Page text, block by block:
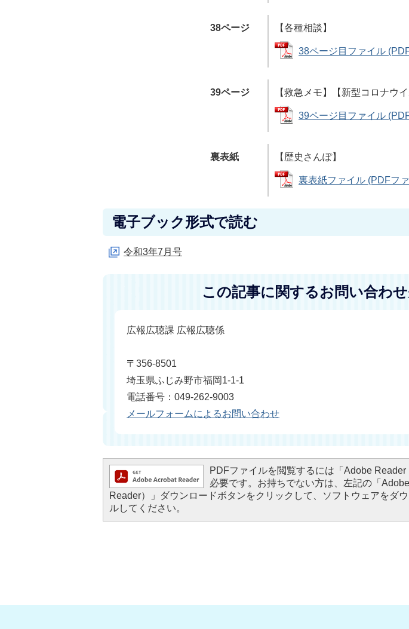
38ページ 【各種相談】
38ページ目ファイル
39ページ 【救急メモ】【新型コロナウ
39ページ目ファイル
裏表紙 【歴史さんぽ】
裏表紙ファイル (PDFフ
電子ブック形式で読む
令和3年7月号
この記事に関するお問い合わ
広報広聴課 広報広聴係
〒356-8501
埼玉県ふじみ野市福岡1-1-1
電話番号：049-262-9003
メールフォームによるお問い合わせ
PDFファイルを閲覧するには「Adobe
必要です。お持ちでない方は、左記の「
Reader）」ダウンロードボタンをクリックして、ソフトウェアをダ
ルしてください。